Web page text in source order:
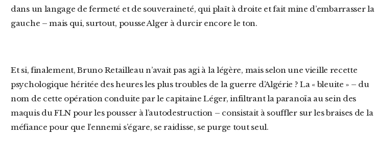
dans un langage de fermeté et de souveraineté, qui plaît à droite et fait mine d’embarrasser la
gauche – mais qui, surtout, pousse Alger à durcir encore le ton.
Et si, finalement, Bruno Retailleau n’avait pas agi à la légère, mais selon une vieille recette
psychologique héritée des heures les plus troubles de la guerre d’Algérie ? La « bleuite » – du
nom de cette opération conduite par le capitaine Léger, infiltrant la paranoïa au sein des
maquis du FLN pour les pousser à l’autodestruction – consistait à souffler sur les braises de la
méfiance pour que l’ennemi s’égare, se raidisse, se purge tout seul.